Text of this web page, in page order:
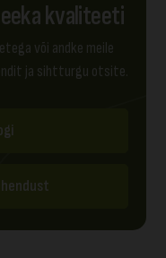
kvaliteeti
või andke meile
ja sihtturgu otsite.